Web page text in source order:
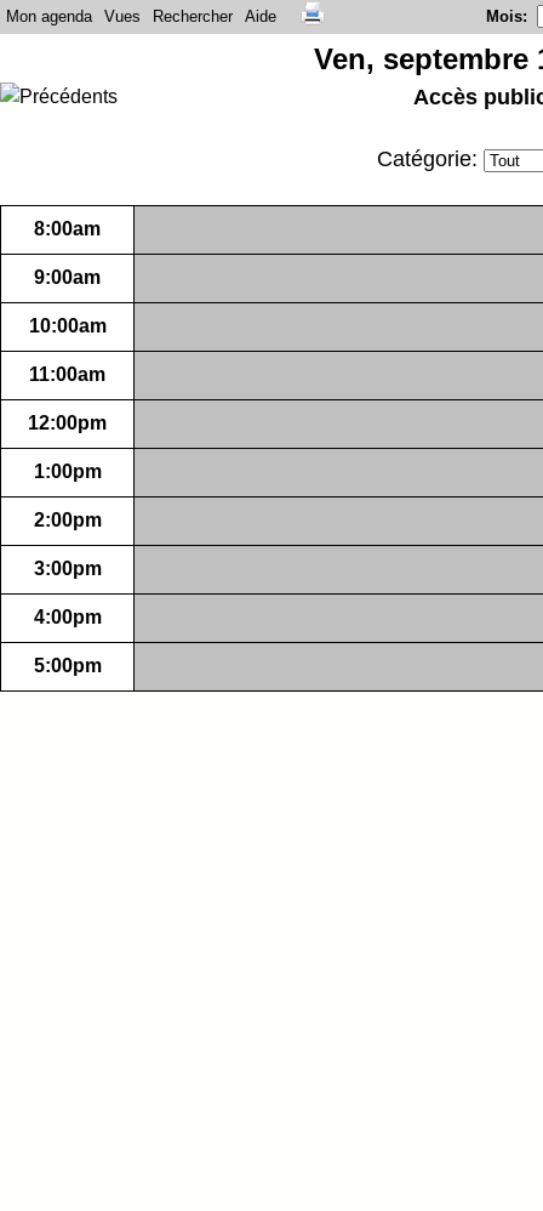
Mon agenda Vues Rechercher Aide Mois:
Ven, septembre
Accès
Catégorie:
8:00am
9:00am
10:00am
11:00am
12:00pm
1:00pm
2:00pm
3:00pm
4:00pm
5:00pm